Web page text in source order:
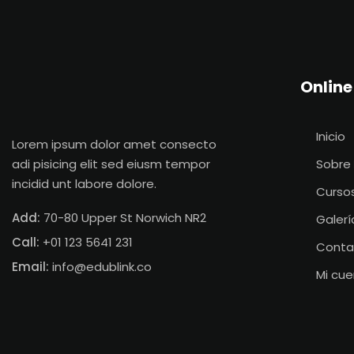
Lorem ipsum dolor amet consecto
adi pisicing elit sed eiusm tempor
incidid unt labore dolore.
Add: 70-80 Upper St Norwich NR2
Call: +01 123 5641 231
Email: info@edublink.co
Inicio
Mi